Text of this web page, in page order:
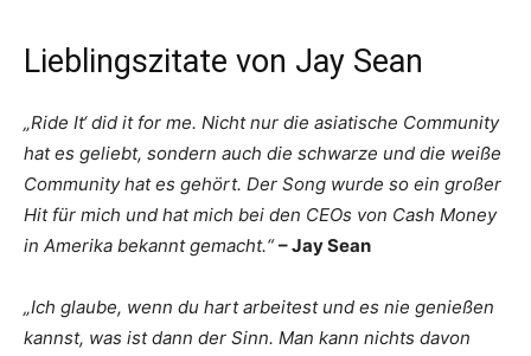
Lieblingszitate von Jay Sean
„Ride It‘ did it for me. Nicht nur die asiatische Community
hat es geliebt, sondern auch die schwarze und die weiße
Community hat es gehört. Der Song wurde so ein großer
Hit für mich und hat mich bei den CEOs von Cash Money
in Amerika bekannt gemacht.“– Jay Sean
„Ich glaube, wenn du hart arbeitest und es nie genießen
kannst, was ist dann der Sinn. Man kann nichts davon